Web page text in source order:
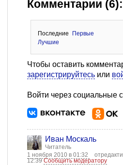
Комментарии (6):
Последние
Первые
Лучшие
Чтобы оставить
зарегистрируйтесь или
Войти через социальные
Иван Москаль
Читатель
1 ноября 2010 в 01:32
12:39Сообщить модератору